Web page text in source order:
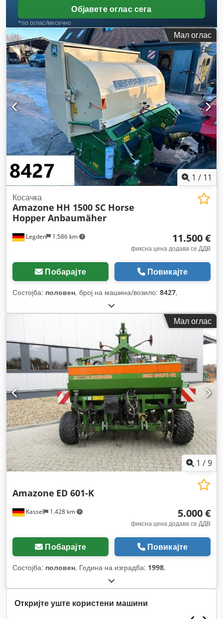
Објавете оглас сега
*по оглас/месечно
Мал оглас
1 / 11
Legden 1.586 km
Косачка
Amazone HH 1500 SC Horse
Hopper Anbaumäher
11.500 €
фиксна цена додава се ДДВ
Побарајте Повикајте
Состојба: половен, број на машина/возило: 8427,
Мал оглас
1 /9
Kassel 1.428 km
Amazone ED 601-K
5.000 €
фиксна цена додава се ДДВ
Побарајте Повикајте
Состојба: половен, Година на изградба: 1998,
Откријте уште користени машини